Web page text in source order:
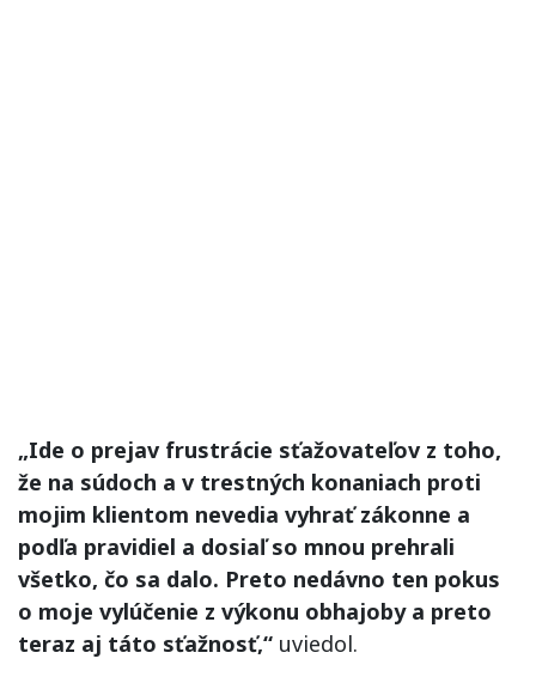
„Ide o prejav frustrácie sťažovateľov z toho,
že na súdoch a v trestných konaniach proti
mojim klientom nevedia vyhrať zákonne a
podľa pravidiel a dosiaľ so mnou prehrali
všetko, čo sa dalo. Preto nedávno ten pokus
o moje vylúčenie z výkonu obhajoby a preto
teraz aj táto sťažnosť,“ uviedol.